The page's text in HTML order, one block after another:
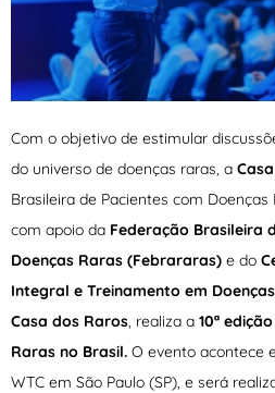
Com o objetivo de estimular
do universo de doenças raras, a
Brasileira de Pacientes com Doenças
com apoio da Federação Brasileira
Doenças Raras (Febrararas) e do
Integral e Treinamento em
Casa dos Raros, realiza a 10ª
Raras no Brasil. O evento acontece
WTC em São Paulo (SP), e será